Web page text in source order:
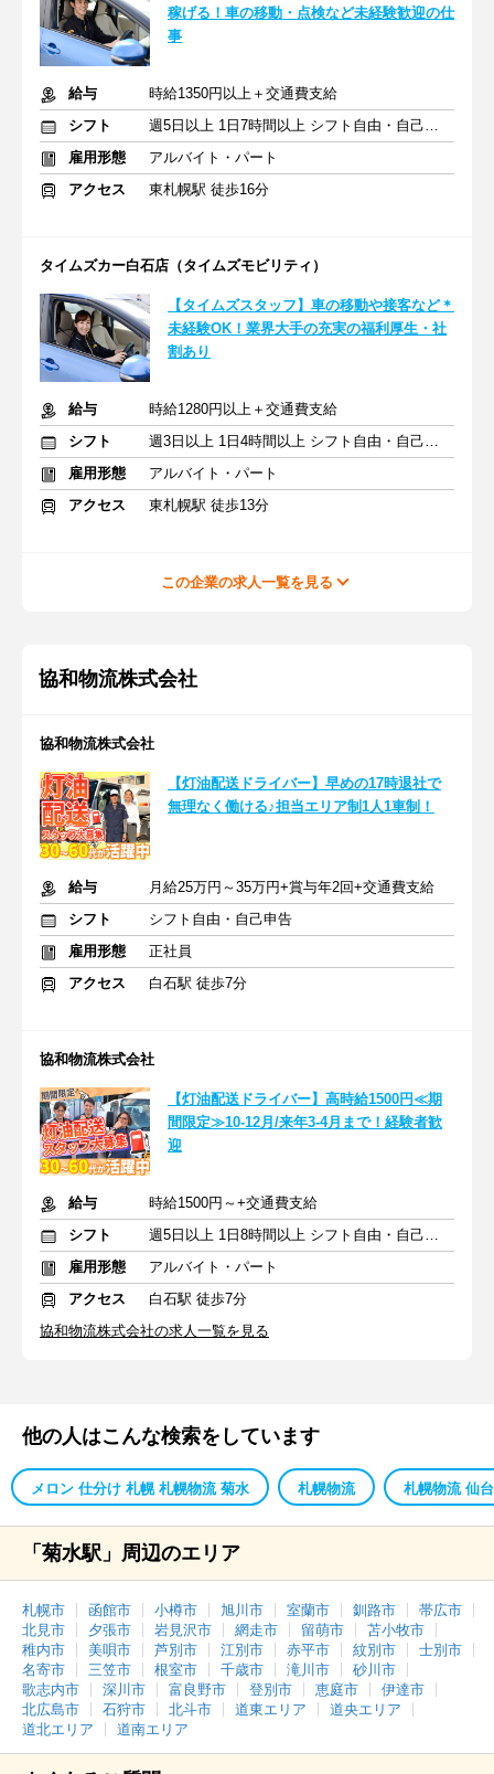
稼げる！車の移動・点検など未経験歓迎の仕
事
給与
時給1350円以上＋交通費支給
シフト
週5日以上 1日7時間以上 シフト自由・自己申告
雇用形態
アルバイト・パート
アクセス
東札幌駅 徒歩16分
タイムズカー白石店（タイムズモビリティ）
【タイムズスタッフ】車の移動や接客など＊
未経験OK！業界大手の充実の福利厚生・社
割あり
給与
時給1280円以上＋交通費支給
シフト
週3日以上 1日4時間以上 シフト自由・自己申告
雇用形態
アルバイト・パート
アクセス
東札幌駅 徒歩13分
この企業の求人一覧を見る
協和物流株式会社
協和物流株式会社
【灯油配送ドライバー】早めの17時退社で
無理なく働ける♪担当エリア制1人1車制！
給与
月給25万円～35万円+賞与年2回+交通費支給
シフト
シフト自由・自己申告
雇用形態
正社員
アクセス
白石駅 徒歩7分
協和物流株式会社
【灯油配送ドライバー】高時給1500円≪期
間限定≫10-12月/来年3-4月まで！経験者歓
迎
給与
時給1500円～+交通費支給
シフト
週5日以上 1日8時間以上 シフト自由・自己申告
雇用形態
アルバイト・パート
アクセス
白石駅 徒歩7分
協和物流株式会社の求人一覧を見る
他の人はこんな検索をしています
メロン 仕分け 札幌 札幌物流 菊水 札幌物流 札幌物流 仙台
「菊水駅」周辺のエリア
札幌市 函館市 小樽市 旭川市 室蘭市 釧路市
帯広市
北見市
夕張市 岩見沢市 網走市 留萌市
苫小牧市
稚内市
美唄市 芦別市 江別市 赤平市 紋別市
士別市
名寄市
三笠市 根室市 千歳市 滝川市
砂川市
歌志内市
深川市 富良野市 登別市 恵庭市
伊達市
北広島市
石狩市 北斗市 道東エリア
道央エリア
道北エリア
道南エリア